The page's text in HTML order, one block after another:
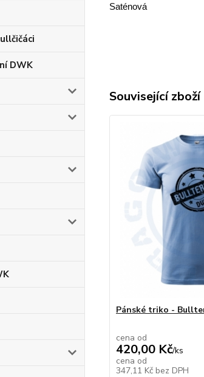
DWK
Saténová
Související zboží
Pánské triko -
cena od
420,00 Kč/ks
cena od
347,11 Kč bez DPH